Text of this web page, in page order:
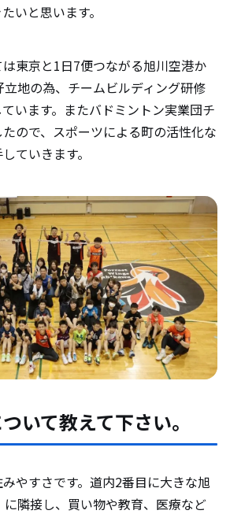
いと思います。
東京と1日7便つながる旭川空港か
地の為、チームビルディング研修
います。またバドミントン実業団チ
ので、スポーツによる町の活性化な
ていきます。
いて教えて下さい。
やすさです。道内2番目に大きな旭
隣接し、買い物や教育、医療など